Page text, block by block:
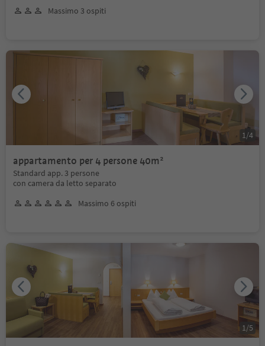
Massimo 3 ospiti
appartamento per 4 persone 40m²
Standard app. 3 persone
con camera da letto separato
Massimo 6 ospiti
1 /4
1 /5